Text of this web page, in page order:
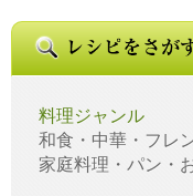
料理ジャンル
和食・中華・フレ
家庭料理・パン・